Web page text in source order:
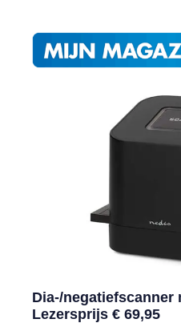
Dia-/negatiefscanner
Lezersprijs € 69,95